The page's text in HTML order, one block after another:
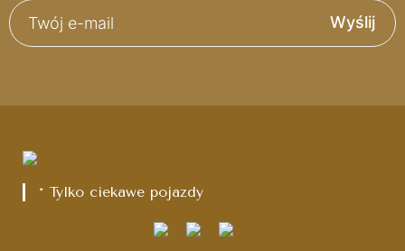
Wyślij
* Tylko ciekawe pojazdy